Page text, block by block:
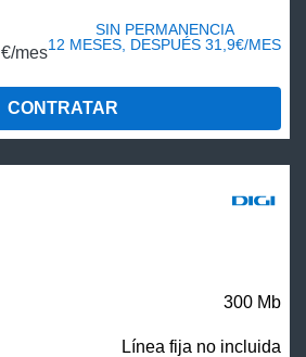
€/mes
SIN PERMANENCIA
12 MESES, DESPUÉS 31,9€/MES
CONTRATAR
300 Mb
Línea fija no incluida